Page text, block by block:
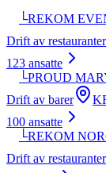
└REKOM
Drift av restauranter
123 ansatte
└PROUD
Drift av barer
100 ansatte
└REKOM
Drift av restauranter